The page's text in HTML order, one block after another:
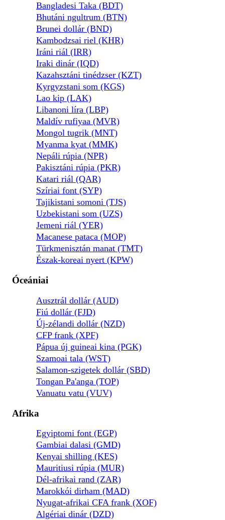
Bangladesi Taka (BDT)
Bhutáni ngultrum (BTN)
Brunei dollár (BND)
Kambodzsai riel (KHR)
Iráni riál (IRR)
Iraki dinár (IQD)
Kazahsztáni tinédzser (KZT)
Kyrgyzstani som (KGS)
Lao kip (LAK)
Libanoni líra (LBP)
Maldív rufiyaa (MVR)
Mongol tugrik (MNT)
Myanma kyat (MMK)
Nepáli rúpia (NPR)
Pakisztáni rúpia (PKR)
Katari riál (QAR)
Szíriai font (SYP)
Tajikistani somoni (TJS)
Uzbekistani som (UZS)
Jemeni riál (YER)
Macanese pataca (MOP)
Türkmenisztán manat (TMT)
Észak-koreai nyert (KPW)
Óceániai
Ausztrál dollár (AUD)
Fiú dollár (FJD)
Új-zélandi dollár (NZD)
CFP frank (XPF)
Pápua új guineai kina (PGK)
Szamoai tala (WST)
Salamon-szigetek dollár (SBD)
Tongan Pa'anga (TOP)
Vanuatu vatu (VUV)
Afrika
Egyiptomi font (EGP)
Gambiai dalasi (GMD)
Kenyai shilling (KES)
Mauritiusi rúpia (MUR)
Dél-afrikai rand (ZAR)
Marokkói dirham (MAD)
Nyugat-afrikai CFA frank (XOF)
Algériai dinár (DZD)